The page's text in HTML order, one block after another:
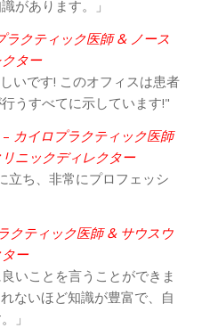
があります。」
ラクティック医師 & ノース
ター
いです! このオフィスは患者
うすべてに示しています!"
カイロプラクティック医師
ニックディレクター
立ち、非常にプロフェッシ
クティック医師 & サウスウ
ー
いことを言うことができま
ないほど知識が豊富で、自
」